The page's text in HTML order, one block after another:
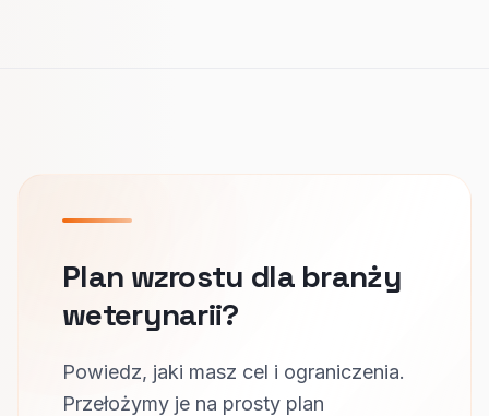
Plan wzrostu dla branży
weterynarii?
Powiedz, jaki masz cel i ograniczenia.
Przełożymy je na prosty plan